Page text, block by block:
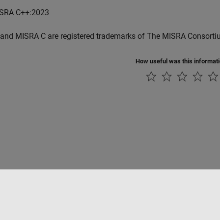
C++:2023
MISRA C are registered trademarks of The MISRA
How useful was this